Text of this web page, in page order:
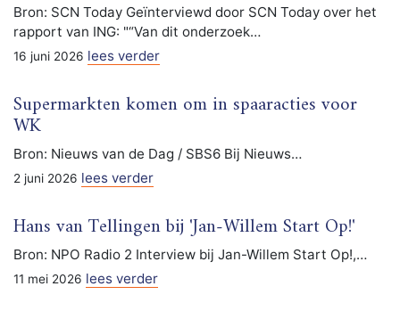
Bron: SCN Today Geïnterviewd door SCN Today over het
rapport van ING: "“Van dit onderzoek…
16 juni 2026 lees verder
Supermarkten komen om in spaaracties voor
WK
Bron: Nieuws van de Dag / SBS6 Bij Nieuws…
2 juni 2026 lees verder
Hans van Tellingen bij 'Jan-Willem Start Op!'
Bron: NPO Radio 2 Interview bij Jan-Willem Start Op!,…
11 mei 2026 lees verder